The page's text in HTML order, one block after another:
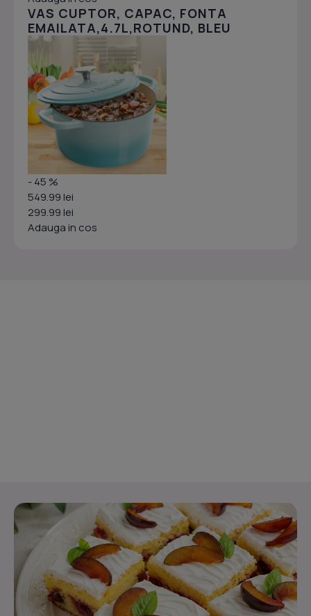
VAS CUPTOR, CAPAC, FONTA
EMAILATA,4.7L,ROTUND, BLEU
- 45 %
549.99 lei
299.99 lei
Adauga in cos